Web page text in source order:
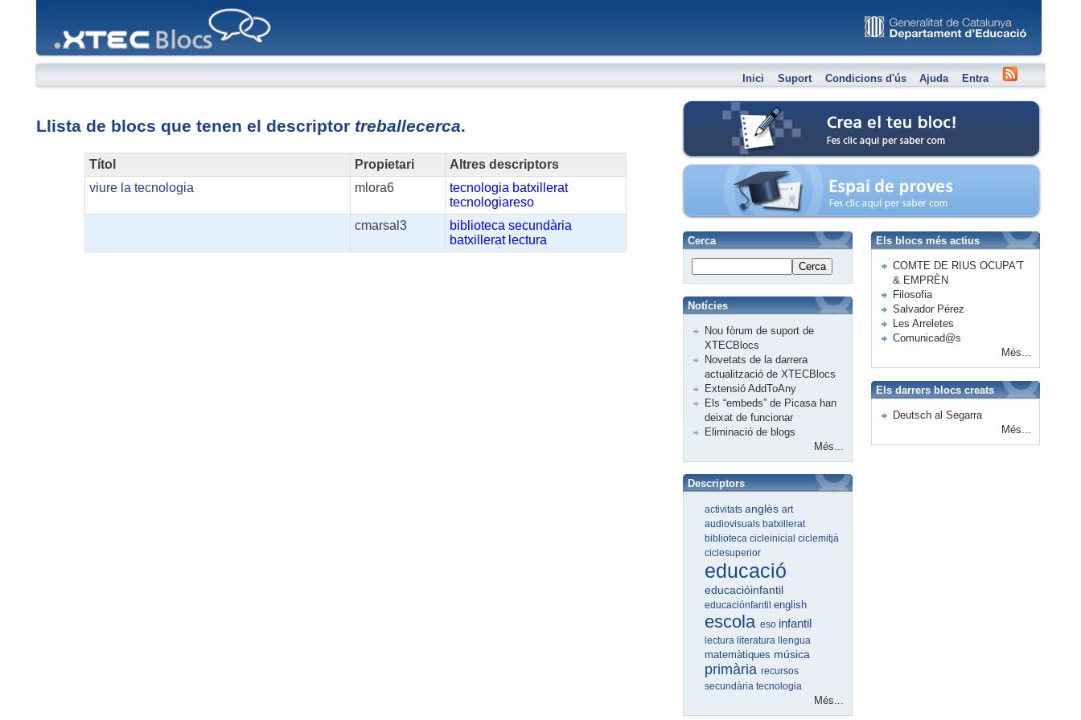
Inici Suport Condicions d'ús Ajuda Entra
Llista de blocs que tenen el descriptor treballecerca.
Títol Propietari
Altres descriptors
viure la tecnologia
mlora6 tecnologia batxillerat
tecnologiareso
cmarsal3
biblioteca secundària
batxillerat lectura
Crea el teu bloc
Espai de proves
Cerca
Cerca
Notícies
Nou fòrum de suport de
XTECBlocs
Novetats de la darrera
actualització de XTECBlocs
Extensió AddToAny
Els “embeds” de Picasa han
deixat de funcionar
Eliminació de blogs
Més...
Descriptors
activitatsanglèsart
audiovisualsbatxillerat
bibliotecacicleinicialciclemitjà
ciclesuperior
educació
educacióinfantil
educaciónfantilenglish
escolaeso infantil
lecturaliteraturallengua
matemàtiques música
primàriarecursos
secundàriatecnologia
Més...
Els blocs més actius
COMTE DE RIUS OCUPA'T
& EMPRÈN
Filosofia
Salvador Pérez
Les Arreletes
Comunicad@s
Més...
Els darrers blocs creats
Deutsch al Segarra
Més...